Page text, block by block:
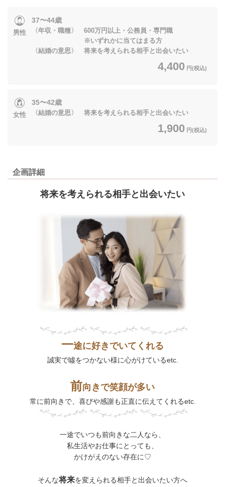
男性
37〜44歳
〈年収・職種〉 600万円以上・公務員・専門職
※いずれかに当てはまる方
〈結婚の意思〉 将来を考えられる相手と出会いたい
4,400 円(税込)
女性
35〜42歳
〈結婚の意思〉 将来を考えられる相手と出会いたい
1,900 円(税込)
企画詳細
将来を考えられる相手と出会いたい
一途に好きでいてくれる
誠実で噓をつかない様に心がけているetc.
前向きで笑顔が多い
常に前向きで、喜びや感謝も正直に伝えてくれるetc.
一途でいつも前向きな二人なら、
私生活やお仕事にとっても、
かけがえのない存在に♡
そんな将来を変えられる相手と出会いたい方へ